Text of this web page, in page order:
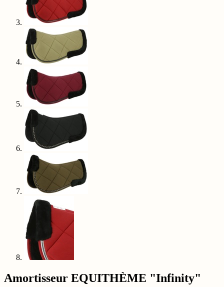
Amortisseur EQUITHÈME "Infinity"